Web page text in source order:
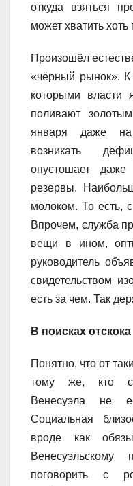
откуда взяться
может хватить
Произошёл
«чёрный рынок».
которыми власти
поливают
января даже
возникать
опустошает даже
резервы.
молоком. То есть,
Впрочем, служба
вещи в ином,
руководитель
свидетельством
есть за чем. Так
В поисках отскока
Понятно, что от
тому же, кто
Венесуэла не
Социальная
вроде как
поговорить с